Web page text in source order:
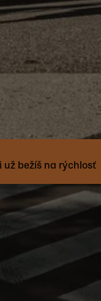
už bežíš na rýchlosť